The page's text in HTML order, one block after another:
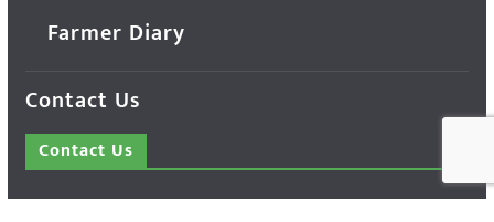
Farmer Diary
Contact Us
Contact Us